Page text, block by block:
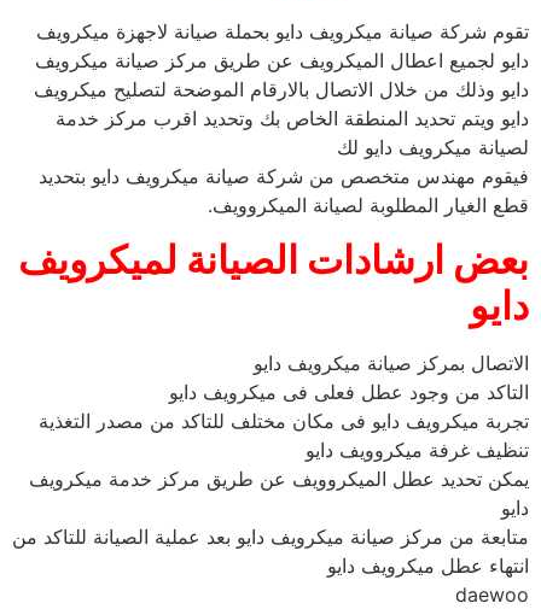
تقوم شركة صيانة ميكرويف دايو بحملة صيانة لاجهزة ميكرويف
دايو لجميع اعطال الميكرويف عن طريق مركز صيانة ميكرويف
دايو وذلك من خلال الاتصال بالارقام الموضحة لتصليح ميكرويف
دايو ويتم تحديد المنطقة الخاص بك وتحديد اقرب مركز خدمة
لصيانة ميكرويف دايو لك
فيقوم مهندس متخصص من شركة صيانة ميكرويف دايو بتحديد
قطع الغيار المطلوبة لصيانة الميكروويف.
بعض ارشادات الصيانة لميكرويف
دايو
الاتصال بمركز صيانة ميكرويف دايو
التاكد من وجود عطل فعلى فى ميكرويف دايو
تجربة ميكرويف دايو فى مكان مختلف للتاكد من مصدر التغذية
تنظيف غرفة ميكروويف دايو
يمكن تحديد عطل الميكروويف عن طريق مركز خدمة ميكرويف
دايو
متابعة من مركز صيانة ميكرويف دايو بعد عملية الصيانة للتاكد من
انتهاء عطل ميكرويف دايو
daewoo